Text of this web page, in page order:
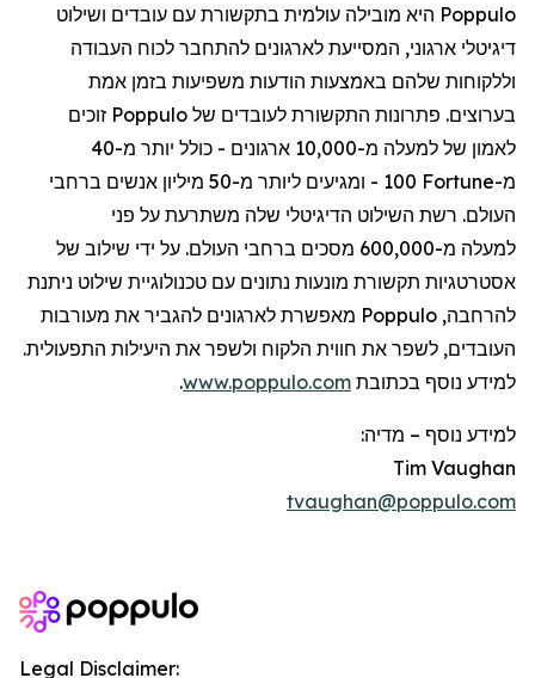
Poppulo היא מובילה עולמית בתקשורת עם עובדים ושילוט
דיגיטלי ארגוני, המסייעת לארגונים להתחבר לכוח העבודה
וללקוחות שלהם באמצעות הודעות משפיעות בזמן אמת
בערוצים. פתרונות התקשורת לעובדים של Poppulo זוכים
לאמון של למעלה מ-10,000 ארגונים - כולל יותר
מ-40
מ-Fortune ומגיעים ליותר מ-50 מיליון אנשים ברחבי
העולם. רשת השילוט הדיגיטלי שלה משתרעת על פני
למעלה מ-600,000 מסכים ברחבי העולם. על ידי שילוב של
אסטרטגיות תקשורת מונעות נתונים עם טכנולוגיית שילוט ניתנת
להרחבה,
Poppulo מאפשרת לארגונים להגביר את מעורבות
העובדים, לשפר את חווית הלקוח ולשפר את היעילות התפעולית.
למידע נוסף בכתובת www.poppulo.com
.
למידע נוסף – מדיה:
Tim Vaughan
tvaughan@poppulo.com
Legal Disclaimer: